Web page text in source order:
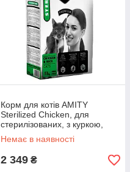
Корм для котів AMITY
Sterilized Chicken, для
стерилізованих, з куркою,
10KG (213)
Немає в наявності
2 349 ₴